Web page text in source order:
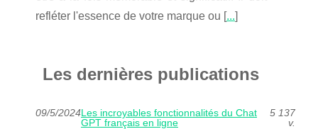
refléter l'essence de votre marque ou [...]
Les dernières publications
09/5/2024Les incroyables fonctionnalités du Chat
GPT français en ligne
5 137
v.